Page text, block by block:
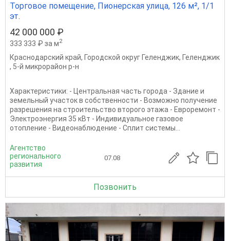
Торговое помещение, Пионерская улица, 126 м², 1/1
эт.
42 000 000 ₽
333 333 ₽ за м2
Краснодарский край, Городской округ Геленджик, Геленджик
, 5-й микрорайон р-н
Характеристики: - Центральная часть города - Здание и
земельный участок в собственности - Возможно получение
разрешения на строительство второго этажа - Евроремонт -
Электроэнергия 35 кВт - Индивидуальное газовое
отопление - Видеонаблюдение - Сплит системы...
Агентство
регионального
развития
07.08
Позвонить